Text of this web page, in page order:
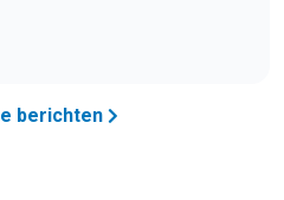
berichten